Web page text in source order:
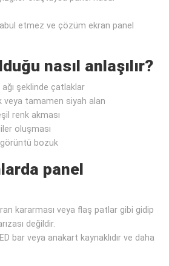
etmez ve çözüm ekran panel
nasıl anlaşılır?
şeklinde çatlaklar
veya tamamen siyah alan
renk akması
oluşması
görüntü bozuk
panel
kararması veya flaş patlar gibi gidip
değildir.
bar veya anakart kaynaklıdır ve daha